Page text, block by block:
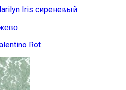
Iris сиреневый
Rot